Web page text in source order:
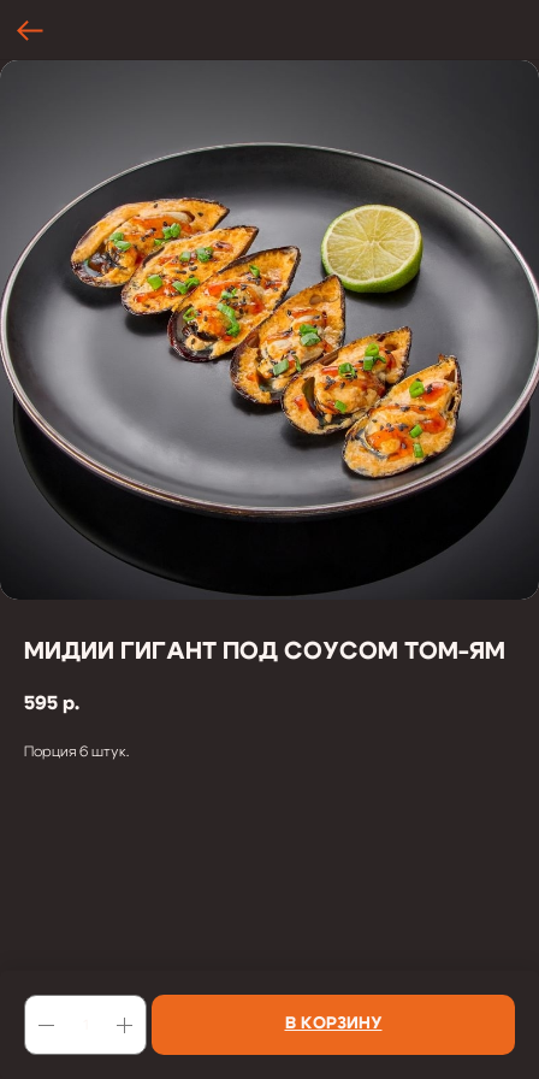
МИДИИ ГИГАНТ ПОД СОУСОМ ТОМ-ЯМ
595 р.
В КОРЗИНУ
Порция 6 штук.